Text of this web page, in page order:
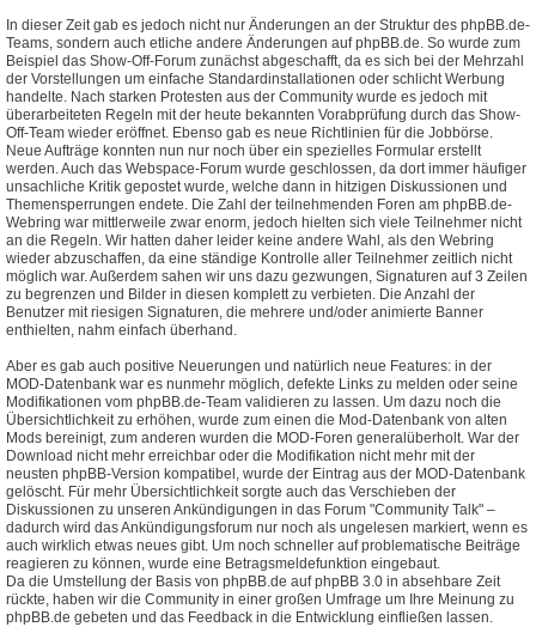
In dieser Zeit gab es jedoch nicht nur Änderungen an der Struktur des phpBB.de-
Teams, sondern auch etliche andere Änderungen auf phpBB.de. So wurde zum
Beispiel das Show-Off-Forum zunächst abgeschafft, da es sich bei der Mehrzahl
der Vorstellungen um einfache Standardinstallationen oder schlicht Werbung
handelte. Nach starken Protesten aus der Community wurde es jedoch mit
überarbeiteten Regeln mit der heute bekannten Vorabprüfung durch das Show-
Off-Team wieder eröffnet. Ebenso gab es neue Richtlinien für die Jobbörse.
Neue Aufträge konnten nun nur noch über ein spezielles Formular erstellt
werden. Auch das Webspace-Forum wurde geschlossen, da dort immer häufiger
unsachliche Kritik gepostet wurde, welche dann in hitzigen Diskussionen und
Themensperrungen endete. Die Zahl der teilnehmenden Foren am phpBB.de-
Webring war mittlerweile zwar enorm, jedoch hielten sich viele Teilnehmer nicht
an die Regeln. Wir hatten daher leider keine andere Wahl, als den Webring
wieder abzuschaffen, da eine ständige Kontrolle aller Teilnehmer zeitlich nicht
möglich war. Außerdem sahen wir uns dazu gezwungen, Signaturen auf 3 Zeilen
zu begrenzen und Bilder in diesen komplett zu verbieten. Die Anzahl der
Benutzer mit riesigen Signaturen, die mehrere und/oder animierte Banner
enthielten, nahm einfach überhand.
Aber es gab auch positive Neuerungen und natürlich neue Features: in der
MOD-Datenbank war es nunmehr möglich, defekte Links zu melden oder seine
Modifikationen vom phpBB.de-Team validieren zu lassen. Um dazu noch die
Übersichtlichkeit zu erhöhen, wurde zum einen die Mod-Datenbank von alten
Mods bereinigt, zum anderen wurden die MOD-Foren generalüberholt. War der
Download nicht mehr erreichbar oder die Modifikation nicht mehr mit der
neusten phpBB-Version kompatibel, wurde der Eintrag aus der MOD-Datenbank
gelöscht. Für mehr Übersichtlichkeit sorgte auch das Verschieben der
Diskussionen zu unseren Ankündigungen in das Forum "Community Talk" –
dadurch wird das Ankündigungsforum nur noch als ungelesen markiert, wenn es
auch wirklich etwas neues gibt. Um noch schneller auf problematische Beiträge
reagieren zu können, wurde eine Betragsmeldefunktion eingebaut.
Da die Umstellung der Basis von phpBB.de auf phpBB 3.0 in absehbare Zeit
rückte, haben wir die Community in einer großen Umfrage um Ihre Meinung zu
phpBB.de gebeten und das Feedback in die Entwicklung einfließen lassen.